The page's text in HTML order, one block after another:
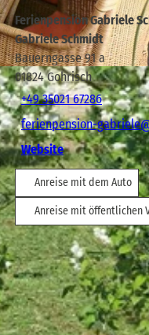
Ferienpension Gabriele
Gabriele Schmidt
Bauerngasse 91 a
01824Gohrisch
+49 35021 67286
ferienpension-
Website
Anreise mit dem Auto
Anreise mit öffentlichen